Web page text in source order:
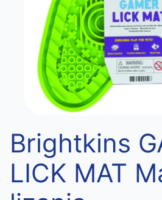
Brightkins
LICK MAT